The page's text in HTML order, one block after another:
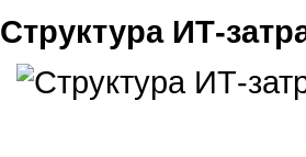
Структура ИТ-